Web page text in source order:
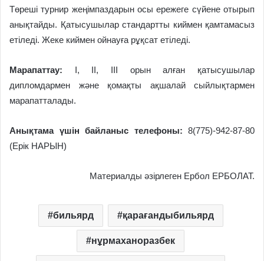
Төреші турнир жеңімпаздарын осы ережеге сүйене отырып
анықтайды. Қатысушылар стандартты киймен қамтамасыз
етіледі. Жеке киймен ойнауға рұқсат етіледі.
Марапаттау: І, ІІ, ІІІ орын алған қатысушылар
дипломдармен және қомақты ақшалай сыйлықтармен
марапатталады.
Анықтама үшін байланыс телефоны: 8(775)-942-87-80
(Ерік НАРЫН)
Материалды әзірлеген Ербол ЕРБОЛАТ.
бильярд қарағандыбильярд
нұрмаханоразбек